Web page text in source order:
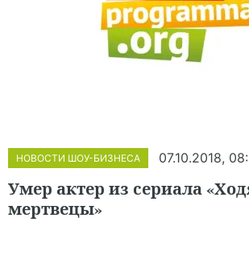
НОВОСТИ ШОУ-БИЗНЕСА 07.10.2018,
Умер актер из сериала
мертвецы»